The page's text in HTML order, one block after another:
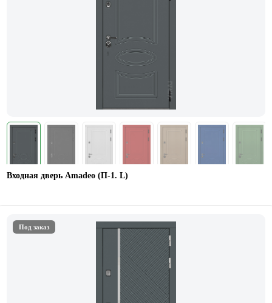
Входная дверь Amadeo (П-1. L)
Под заказ